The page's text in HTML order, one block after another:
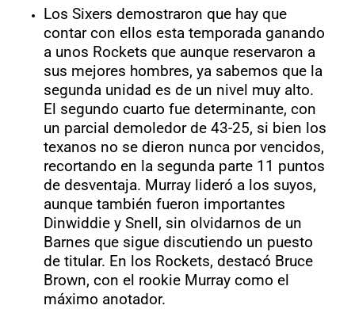
Los Sixers demostraron que hay que
contar con ellos esta temporada ganando
a unos Rockets que aunque reservaron a
sus mejores hombres, ya sabemos que la
segunda unidad es de un nivel muy alto.
El segundo cuarto fue determinante, con
un parcial demoledor de 43-25, si bien los
texanos no se dieron nunca por vencidos,
recortando en la segunda parte 11 puntos
de desventaja. Murray lideró a los suyos,
aunque también fueron importantes
Dinwiddie y Snell, sin olvidarnos de un
Barnes que sigue discutiendo un puesto
de titular. En los Rockets, destacó Bruce
Brown, con el rookie Murray como el
máximo anotador.